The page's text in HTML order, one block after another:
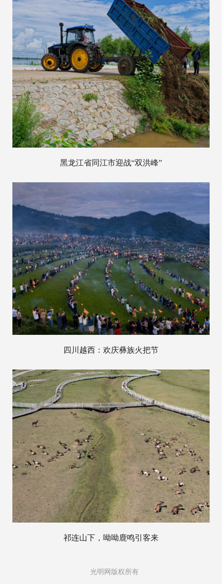
黑龙江省同江市迎战“双洪峰”
四川越西：欢庆彝族火把节
祁连山下，呦呦鹿鸣引客来
光明网版权所有